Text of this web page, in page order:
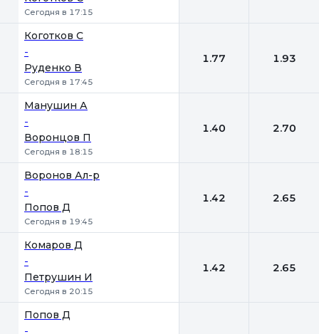
Сегодня в 17:15
Коготков С
-
Руденко В
Сегодня в 17:45
1.77 1.93
Манушин А
-
Воронцов П
Сегодня в 18:15
1.40 2.70
Воронов Ал-р
-
Попов Д
Сегодня в 19:45
1.42 2.65
Комаров Д
-
Петрушин И
Сегодня в 20:15
1.42 2.65
Попов Д
-